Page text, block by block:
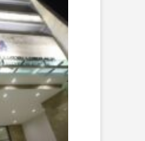
o
n